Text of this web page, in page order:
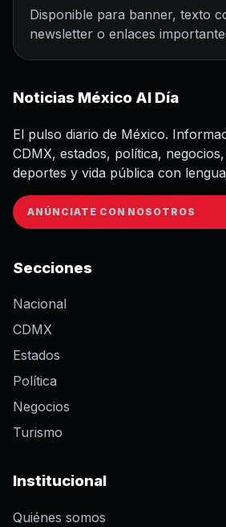
Disponible para banner, texto
newsletter o enlaces
Noticias México Al Día
El pulso diario de México.
CDMX, estados, política,
deportes y vida pública con
ANÚNCIATE CON NOSOTROS
Secciones
Nacional
CDMX
Estados
Política
Negocios
Turismo
Institucional
Quiénes somos